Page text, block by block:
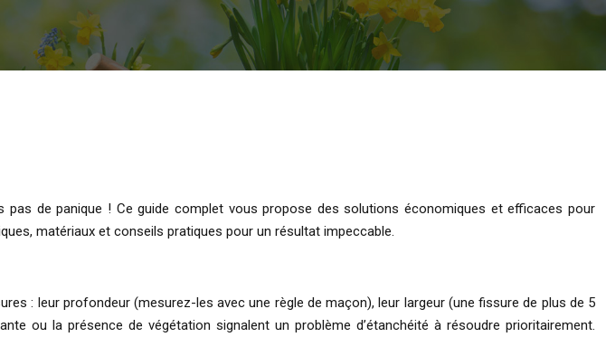
de panique ! Ce guide complet vous propose des solutions économiques et efficaces pour
matériaux et conseils pratiques pour un résultat impeccable.
: leur profondeur (mesurez-les avec une règle de maçon), leur largeur (une fissure de plus de 5
ou la présence de végétation signalent un problème d’étanchéité à résoudre prioritairement.